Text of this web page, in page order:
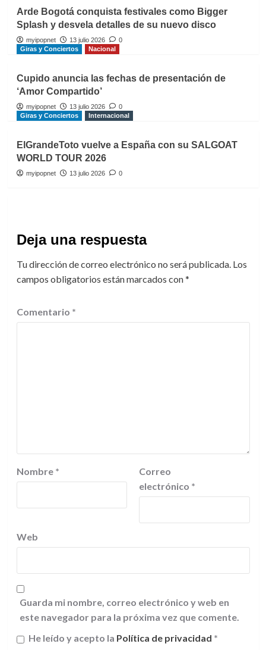
Arde Bogotá conquista festivales como Bigger
Splash y desvela detalles de su nuevo disco
myipopnet 13 julio 2026
0
Giras y Conciertos
Nacional
Cupido anuncia las fechas de presentación de
‘Amor Compartido’
myipopnet 13 julio 2026
0
Giras y Conciertos
Internacional
ElGrandeToto vuelve a España con su SALGOAT
WORLD TOUR 2026
myipopnet 13 julio 2026 0
Deja una respuesta
Tu dirección de correo electrónico no será publicada. Los
campos obligatorios están marcados con*
Comentario *
Nombre *
Correo
electrónico *
Web
Guarda mi nombre, correo electrónico y web en
este navegador para la próxima vez que comente.
He leído y acepto la Política de privacidad *